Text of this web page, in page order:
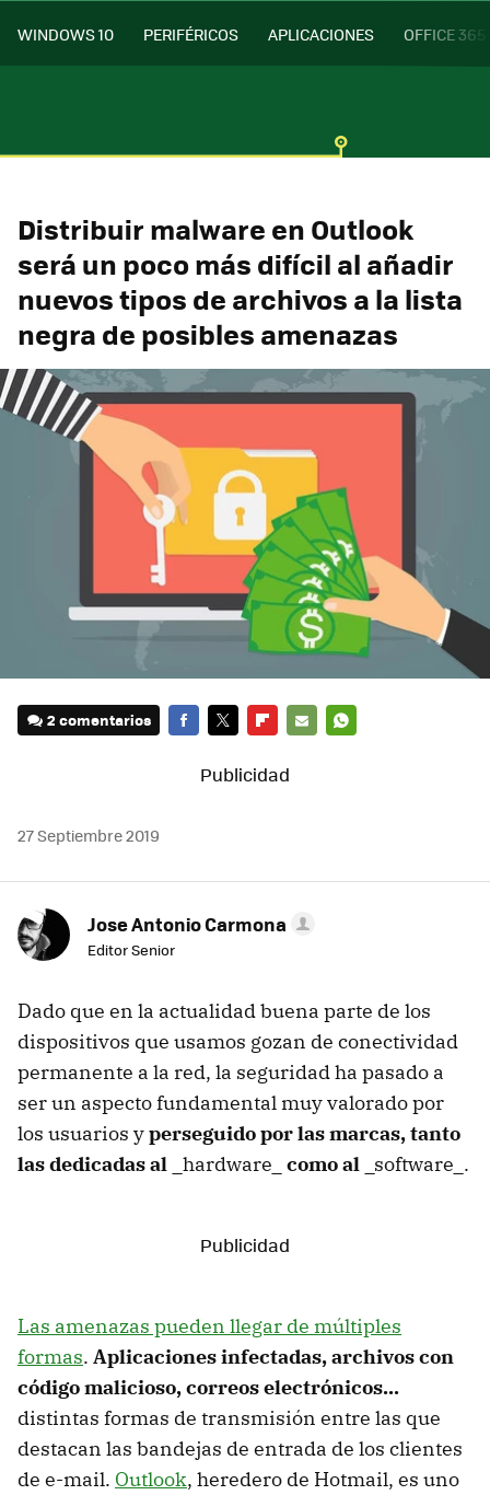
WINDOWS 10 PERIFÉRICOS APLICACIONES OFFICE 365
Distribuir malware en Outlook
será un poco más difícil al añadir
nuevos tipos de archivos a la lista
negra de posibles amenazas
2 comentarios
MAIL
27 Septiembre 2019
Jose Antonio Carmona
Editor Senior
Dado que en la actualidad buena parte de los
dispositivos que usamos gozan de conectividad
permanente a la red, la seguridad ha pasado a
ser un aspecto fundamental muy valorado por
los usuarios yperseguido por las marcas, tanto
las dedicadas al _hardware_ como al _software_.
Las amenazas pueden llegar de múltiples
formas. Aplicaciones infectadas, archivos con
código malicioso, correos electrónicos...
distintas formas de transmisión entre las que
destacan las bandejas de entrada de los clientes
de e-mail. Outlook, heredero de Hotmail, es uno